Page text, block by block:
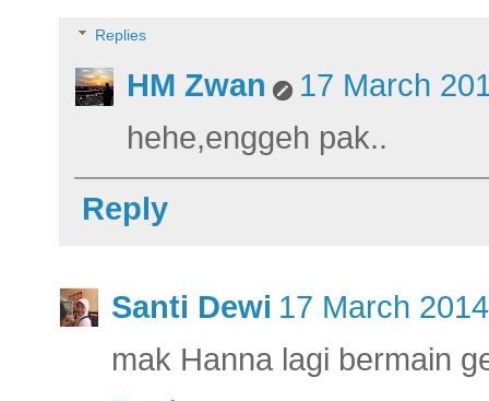
Replies
HM Zwan
17 March
hehe,enggeh pak..
Reply
Santi Dewi 17 March
mak Hanna lagi bermain